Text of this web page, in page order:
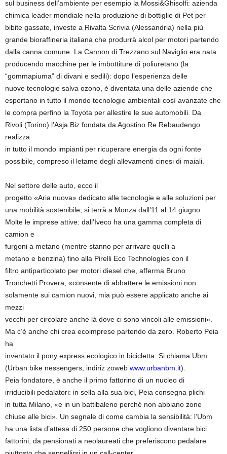
sul business dell’ambiente per esempio la Mossi&Ghisolfi: azienda
chimica leader mondiale nella produzione di bottiglie di Pet per
bibite gassate, investe a Rivalta Scrivia (Alessandria) nella più
grande bioraffineria italiana che produrrà alcol per motori partendo
dalla canna comune. La Cannon di Trezzano sul Naviglio era nata
producendo macchine per le imbottiture di poliuretano (la
“gommapiuma” di divani e sedili): dopo l’esperienza delle
nuove tecnologie salva ozono, è diventata una delle aziende che
esportano in tutto il mondo tecnologie ambientali così avanzate che
le compra perfino la Toyota per allestire le sue automobili. Da
Rivoli (Torino) l’Asja Biz fondata da Agostino Re Rebaudengo
realizza
in tutto il mondo impianti per ricuperare energia da ogni fonte
possibile, compreso il letame degli allevamenti cinesi di maiali.
Nel settore delle auto, ecco il
progetto «Aria nuova» dedicato alle tecnologie e alle soluzioni per
una mobilità sostenibile; si terrà a Monza dall’11 al 14 giugno.
Molte le imprese attive: dall’Iveco ha una gamma completa di
camion e
furgoni a metano (mentre stanno per arrivare quelli a
metano e benzina) fino alla Pirelli Eco Technologies con il
filtro antiparticolato per motori diesel che, afferma Bruno
Tronchetti Provera, «consente di abbattere le emissioni non
solamente sui camion nuovi, mia può essere applicato anche ai
mezzi
vecchi per circolare anche là dove ci sono vincoli alle emissioni».
Ma c’è anche chi crea ecoimprese partendo da zero. Roberto Peia
ha
inventato il pony express ecologico in bicicletta. Si chiama Ubm
(Urban bike nessengers, indiriz zoweb www.urbanbm.it).
Peia fondatore, è anche il primo fattorino di un nucleo di
irriducibili pedalatori: in sella alla sua bici, Peia consegna plichi
in tutta Milano, «e in un battibaleno perché non abbiano zone
chiuse alle bici». Un segnale di come cambia la sensibilità: l’Ubm
ha una lista d’attesa di 250 persone che vogliono diventare bici
fattorini, da pensionati a neolaureati che preferiscono pedalare